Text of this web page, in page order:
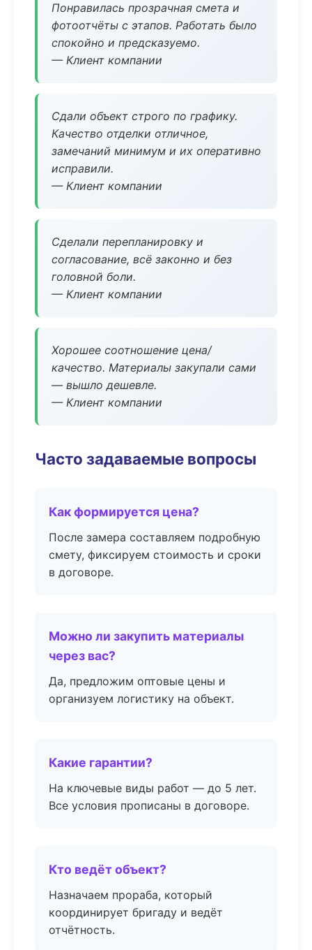
Понравилась прозрачная смета и
фотоотчёты с этапов. Работать было
спокойно и предсказуемо.
— Клиент компании
Сдали объект строго по графику.
Качество отделки отличное,
замечаний минимум и их оперативно
исправили.
— Клиент компании
Сделали перепланировку и
согласование, всё законно и без
головной боли.
— Клиент компании
Хорошее соотношение цена/
качество. Материалы закупали сами
— вышло дешевле.
— Клиент компании
Часто задаваемые вопросы
Как формируется цена?
После замера составляем подробную
смету, фиксируем стоимость и сроки
в договоре.
Можно ли закупить материалы
через вас?
Да, предложим оптовые цены и
организуем логистику на объект.
Какие гарантии?
На ключевые виды работ — до 5 лет.
Все условия прописаны в договоре.
Кто ведёт объект?
Назначаем прораба, который
координирует бригаду и ведёт
отчётность.